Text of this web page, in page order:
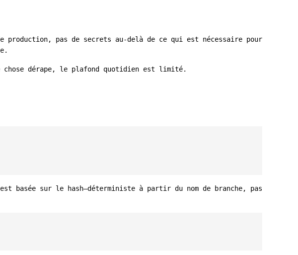
production, pas de secrets au-delà de ce qui est nécessaire pour
chose dérape, le plafond quotidien est limité.
basée sur le hash—déterministe à partir du nom de branche, pas